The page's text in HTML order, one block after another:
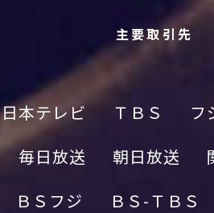
主要取引先
日本テレビ ＴＢＳ フ
毎日放送 朝日放送
ＢＳフジ ＢＳ-ＴＢＳ